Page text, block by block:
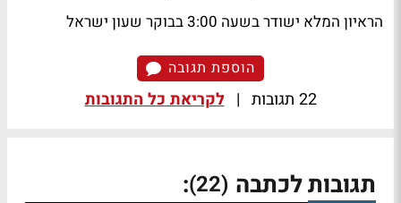
הראיון המלא ישודר בשעה 3:00 בבוקר שעון ישראל
הוספת תגובה
22 תגובות | לקריאת כל התגובות
תגובות לכתבה (22)
: